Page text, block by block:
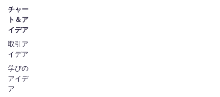
チャー
ト＆ア
イデア
取引ア
イデア
学びの
アイデ
ア